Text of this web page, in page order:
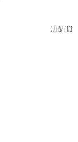
מודעות: